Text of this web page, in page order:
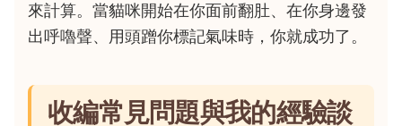
來計算。當貓咪開始在你面前翻肚、在你身邊發
出呼嚕聲、用頭蹭你標記氣味時，你就成功了。
收編常見問題與我的經驗談